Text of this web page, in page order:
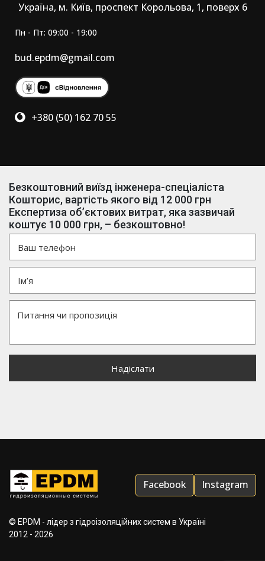
Facebook Instagram
© EPDM - лідер з гідроізоляційних систем в Україні
2012 - 2026
+380 (50) 162 70 55
Пн - Пт: 09:00 - 19:00
Україна, м. Київ, проспект Корольова, 1, поверх 6
bud.epdm@gmail.com
Безкоштовний виїзд інженера-спеціаліста
Кошторис, вартість якого від 12 000 грн
Експертиза об’єктових витрат, яка зазвичай
коштує 10 000 грн, – безкоштовно!